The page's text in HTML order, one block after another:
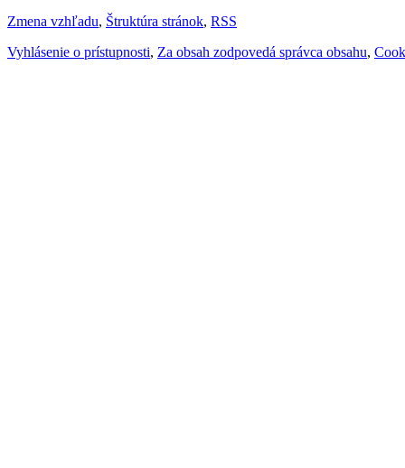
Zmena vzhľadu, Štruktúra stránok, RSS
Vyhlásenie o prístupnosti, Za obsah zodpovedá správca obsahu,